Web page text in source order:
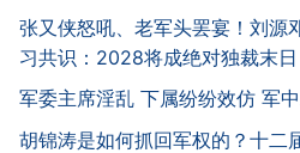
张又侠怒吼、老军头罢宴！刘源
习共识：2028将成绝对独裁末日
军委主席淫乱 下属纷纷效仿 军
胡锦涛是如何抓回军权的？十二